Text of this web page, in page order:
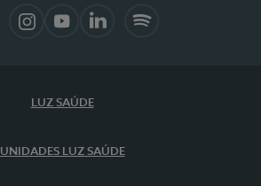
LUZ SAÚDE
UNIDADES LUZ SAÚDE